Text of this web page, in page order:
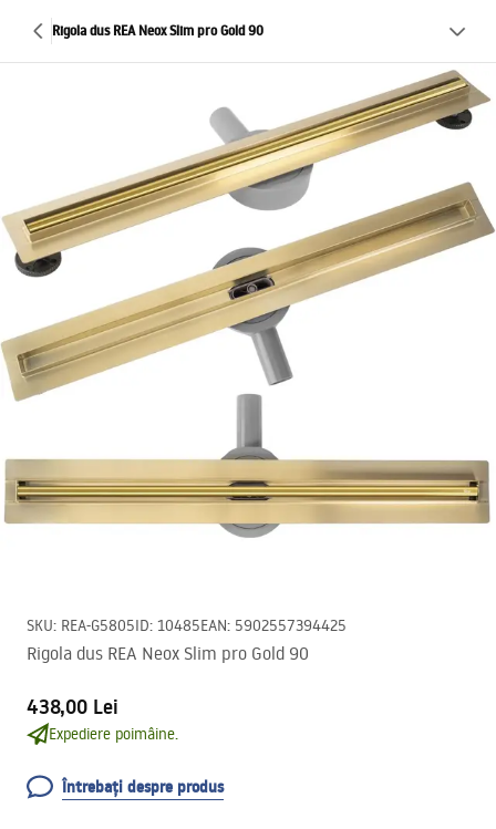
Rigola dus REA Neox Slim pro Gold 90
SKU: REA-G5805ID: 10485EAN: 5902557394425
Rigola dus REA Neox Slim pro Gold 90
438,00 Lei
Expediere poimâine.
Întrebați despre produs